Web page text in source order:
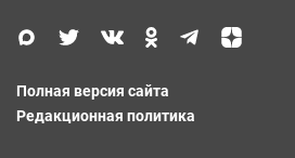
Полная версия сайта
Редакционная политика